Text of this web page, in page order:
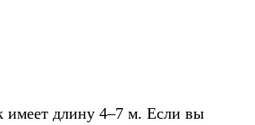
имеет длину 4–7 м. Если вы